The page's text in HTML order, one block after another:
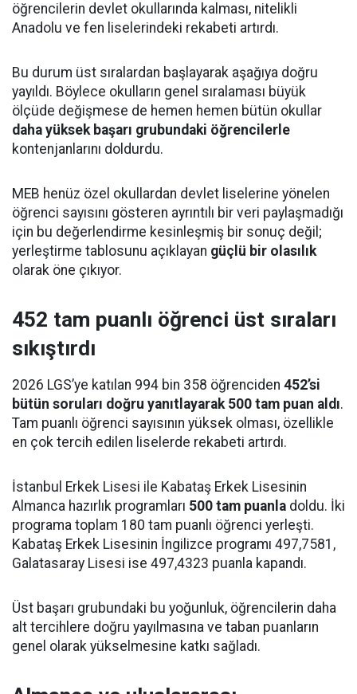
öğrencilerin devlet okullarında kalması, nitelikli
Anadolu ve fen liselerindeki rekabeti artırdı.
Bu durum üst sıralardan başlayarak aşağıya doğru
yayıldı. Böylece okulların genel sıralaması büyük
ölçüde değişmese de hemen hemen bütün okullar
daha yüksek başarı grubundaki öğrencilerle
kontenjanlarını doldurdu.
MEB henüz özel okullardan devlet liselerine yönelen
öğrenci sayısını gösteren ayrıntılı bir veri paylaşmadığı
için bu değerlendirme kesinleşmiş bir sonuç değil;
yerleştirme tablosunu açıklayan güçlü bir olasılık
olarak öne çıkıyor.
452 tam puanlı öğrenci üst sıraları
sıkıştırdı
2026 LGS’ye katılan 994 bin 358 öğrenciden 452’si
bütün soruları doğru yanıtlayarak 500 tam puan aldı.
Tam puanlı öğrenci sayısının yüksek olması, özellikle
en çok tercih edilen liselerde rekabeti artırdı.
İstanbul Erkek Lisesi ile Kabataş Erkek Lisesinin
Almanca hazırlık programları 500 tam puanla doldu. İki
programa toplam 180 tam puanlı öğrenci yerleşti.
Kabataş Erkek Lisesinin İngilizce programı 497,7581,
Galatasaray Lisesi ise 497,4323 puanla kapandı.
Üst başarı grubundaki bu yoğunluk, öğrencilerin daha
alt tercihlere doğru yayılmasına ve taban puanların
genel olarak yükselmesine katkı sağladı.